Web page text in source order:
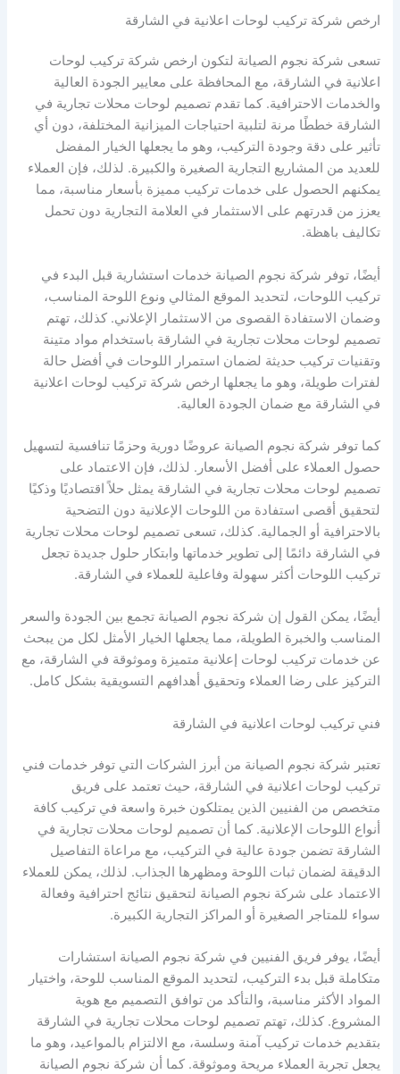
ارخص شركة تركيب لوحات اعلانية في الشارقة
تسعى شركة نجوم الصيانة لتكون ارخص شركة تركيب لوحات
اعلانية في الشارقة، مع المحافظة على معايير الجودة العالية
والخدمات الاحترافية. كما تقدم تصميم لوحات محلات تجارية في
الشارقة خططًا مرنة لتلبية احتياجات الميزانية المختلفة، دون أي
تأثير على دقة وجودة التركيب، وهو ما يجعلها الخيار المفضل
للعديد من المشاريع التجارية الصغيرة والكبيرة. لذلك، فإن العملاء
يمكنهم الحصول على خدمات تركيب مميزة بأسعار مناسبة، مما
يعزز من قدرتهم على الاستثمار في العلامة التجارية دون تحمل
تكاليف باهظة.
أيضًا، توفر شركة نجوم الصيانة خدمات استشارية قبل البدء في
تركيب اللوحات، لتحديد الموقع المثالي ونوع اللوحة المناسب،
وضمان الاستفادة القصوى من الاستثمار الإعلاني. كذلك، تهتم
تصميم لوحات محلات تجارية في الشارقة باستخدام مواد متينة
وتقنيات تركيب حديثة لضمان استمرار اللوحات في أفضل حالة
لفترات طويلة، وهو ما يجعلها ارخص شركة تركيب لوحات اعلانية
في الشارقة مع ضمان الجودة العالية.
كما توفر شركة نجوم الصيانة عروضًا دورية وحزمًا تنافسية لتسهيل
حصول العملاء على أفضل الأسعار. لذلك، فإن الاعتماد على
تصميم لوحات محلات تجارية في الشارقة يمثل حلاً اقتصاديًا وذكيًا
لتحقيق أقصى استفادة من اللوحات الإعلانية دون التضحية
بالاحترافية أو الجمالية. كذلك، تسعى تصميم لوحات محلات تجارية
في الشارقة دائمًا إلى تطوير خدماتها وابتكار حلول جديدة تجعل
تركيب اللوحات أكثر سهولة وفاعلية للعملاء في الشارقة.
أيضًا، يمكن القول إن شركة نجوم الصيانة تجمع بين الجودة والسعر
المناسب والخبرة الطويلة، مما يجعلها الخيار الأمثل لكل من يبحث
عن خدمات تركيب لوحات إعلانية متميزة وموثوقة في الشارقة، مع
التركيز على رضا العملاء وتحقيق أهدافهم التسويقية بشكل كامل.
فني تركيب لوحات اعلانية في الشارقة
تعتبر شركة نجوم الصيانة من أبرز الشركات التي توفر خدمات فني
تركيب لوحات اعلانية في الشارقة، حيث تعتمد على فريق
متخصص من الفنيين الذين يمتلكون خبرة واسعة في تركيب كافة
أنواع اللوحات الإعلانية. كما أن تصميم لوحات محلات تجارية في
الشارقة تضمن جودة عالية في التركيب، مع مراعاة التفاصيل
الدقيقة لضمان ثبات اللوحة ومظهرها الجذاب. لذلك، يمكن للعملاء
الاعتماد على شركة نجوم الصيانة لتحقيق نتائج احترافية وفعالة
سواء للمتاجر الصغيرة أو المراكز التجارية الكبيرة.
أيضًا، يوفر فريق الفنيين في شركة نجوم الصيانة استشارات
متكاملة قبل بدء التركيب، لتحديد الموقع المناسب للوحة، واختيار
المواد الأكثر مناسبة، والتأكد من توافق التصميم مع هوية
المشروع. كذلك، تهتم تصميم لوحات محلات تجارية في الشارقة
بتقديم خدمات تركيب آمنة وسلسة، مع الالتزام بالمواعيد، وهو ما
يجعل تجربة العملاء مريحة وموثوقة. كما أن شركة نجوم الصيانة